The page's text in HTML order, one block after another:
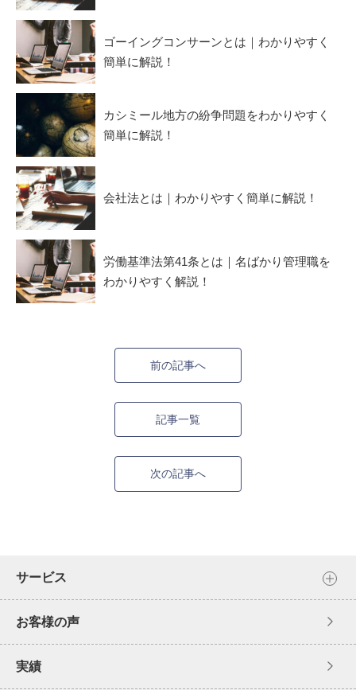
ゴーイングコンサーンとは｜わかりやすく
簡単に解説！
カシミール地方の紛争問題をわかりやすく
簡単に解説！
会社法とは｜わかりやすく簡単に解説！
労働基準法第41条とは｜名ばかり管理職を
わかりやすく解説！
前の記事へ
記事一覧
次の記事へ
サービス
お客様の声
実績